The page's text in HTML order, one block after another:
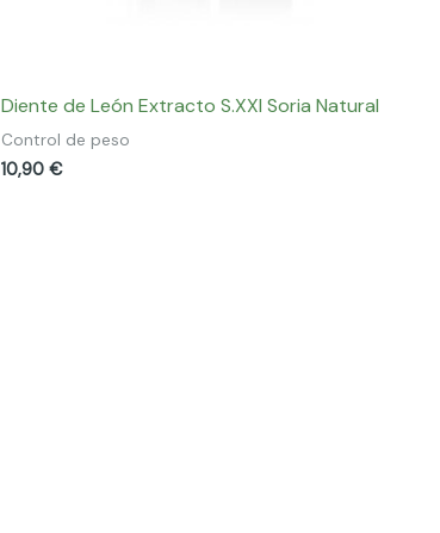
Diente de León Extracto S.XXI Soria Natural
Control de peso
10,90 €